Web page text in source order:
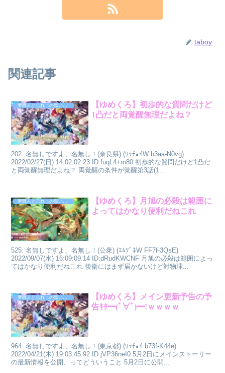
taboy
関連記事
夢職人と忘れじの黒い妖精
【ゆめくろ】初歩的な質問だけど
1凸だと両覚醒無理だよね？
202: 名無しですよ、名無し！(奈良県) (ﾜｯﾁｮｲW b3aa-N0vg)
2022/02/27(日) 14:02:02.23 ID:fuqL4+m80 初歩的な質問だけど1凸だ
と両覚醒無理だよね？ 両覚醒の条件が覚醒第3話(1...
夢職人と忘れじの黒い妖精
【ゆめくろ】月旭の必殺は範囲に
よってはかなり便利だねこれ
525: 名無しですよ、名無し！(公衆) (ｴﾑｿﾞﾈW FF7f-3QsE)
2022/09/07(水) 16:09:09.14 ID:dRudKWCNF 月旭の必殺は範囲によっ
てはかなり便利だねこれ 後衛にはまず届かないけど対物理...
夢職人と忘れじの黒い妖精
【ゆめくろ】メイン更新予告の予
告ｷﾀ━(ﾟ∀ﾟ)━!ｗｗｗｗ
964: 名無しですよ、名無し！(東京都) (ﾜｯﾁｮｲ b73f-K44e)
2022/04/21(木) 19:03:45.92 ID:jVP36neI0 5月2日にメインストーリー
の最新情報を公開、ってどういうこと 5月2日に公開...